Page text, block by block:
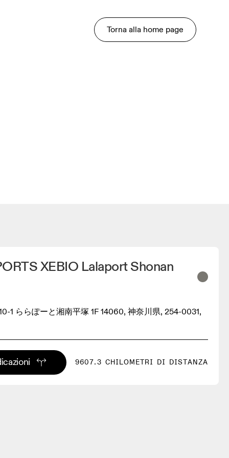
Torna alla home page
XEBIO Lalaport Shonan
1 ららぽーと湘南平塚 1F 14060, 神奈川県, 254-0031,
9607.3 CHILOMETRI DI DISTANZA